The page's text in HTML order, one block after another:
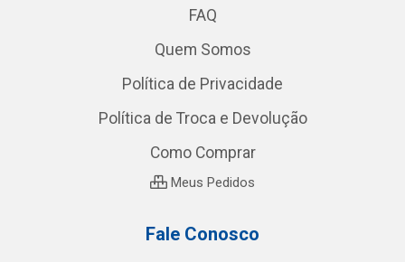
FAQ
Quem Somos
Política de Privacidade
Política de Troca e Devolução
Como Comprar
Meus Pedidos
Fale Conosco